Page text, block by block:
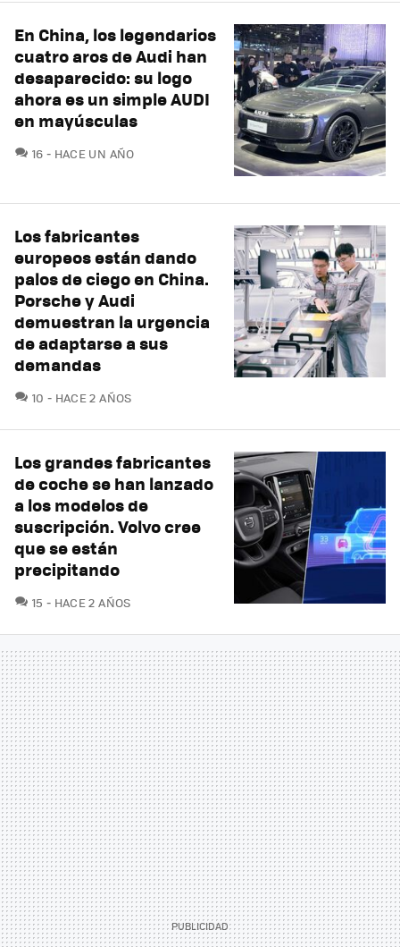
En China, los legendarios
cuatro aros de Audi han
desaparecido: su logo
ahora es un simple AUDI
en mayúsculas
16 COMENTARIOS
HACE UN AÑO
Los fabricantes
europeos están dando
palos de ciego en China.
Porsche y Audi
demuestran la urgencia
de adaptarse a sus
demandas
10 COMENTARIOS
HACE 2 AÑOS
Los grandes fabricantes
de coche se han lanzado
a los modelos de
suscripción. Volvo cree
que se están
precipitando
15 COMENTARIOS
HACE 2 AÑOS